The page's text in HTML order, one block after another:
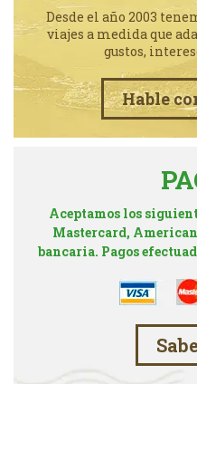
Desde el año 2003
viajes a medida que
gustos,
Hable
Aceptamos los
Mastercard,
bancaria. Pagos